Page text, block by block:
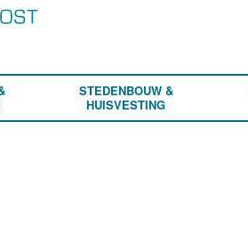
STEDENBOUW &
HUISVESTING